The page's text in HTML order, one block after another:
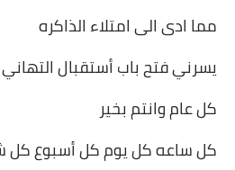
مما ادى الى امتلاء الذاكره
يسرني فتح باب أستقبال
كل عام وانتم بخير
كل ساعه كل يوم كل أسبوع كل